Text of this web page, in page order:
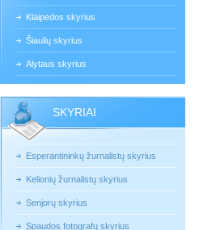
Klaipėdos skyrius
Šiaulių skyrius
Alytaus skyrius
SKYRIAI
Esperantininkų žurnalistų skyrius
Kelionių žurnalistų skyrius
Senjorų skyrius
Spaudos fotografų skyrius